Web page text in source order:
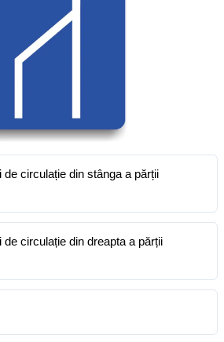
de circulație din stânga a părții
de circulație din dreapta a părții